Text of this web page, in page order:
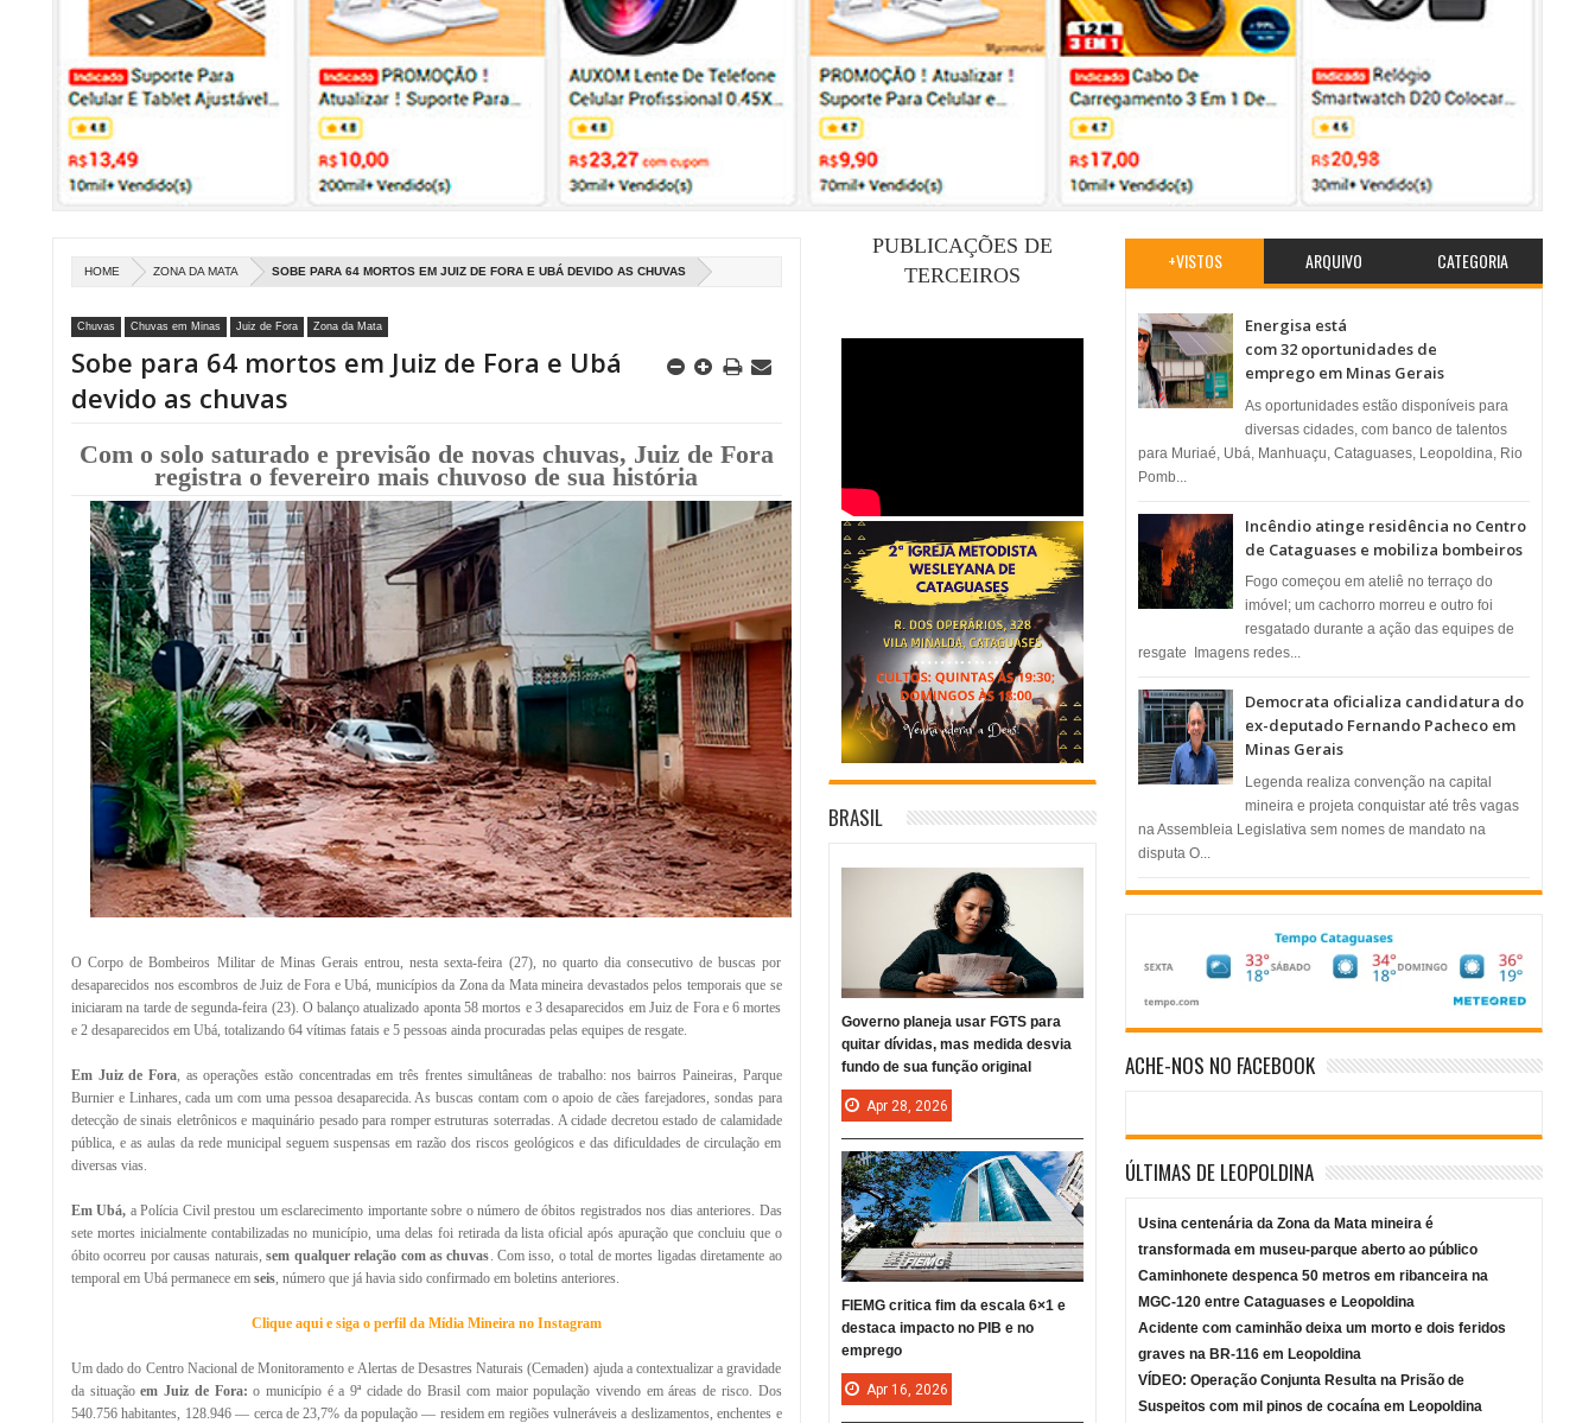
HOME ZONA DA MATA SOBE PARA 64 MORTOS EM JUIZ DE FORA E UBÁ DEVIDO AS CHUVAS
Chuvas Chuvas em Minas Juiz de Fora Zona da Mata
Sobe para 64 mortos em Juiz de Fora e Ubá
devido as chuvas
Com o solo saturado e previsão de novas chuvas, Juiz de Fora
registra o fevereiro mais chuvoso de sua história
O Corpo de Bombeiros Militar de Minas Gerais entrou, nesta sexta-feira (27), no quarto dia consecutivo de buscas por
desaparecidos nos escombros de Juiz de Fora e Ubá, municípios da Zona da Mata mineira devastados pelos temporais que se
iniciaram na tarde de segunda-feira (23). O balanço atualizado aponta 58 mortos e 3 desaparecidos em Juiz de Fora e 6 mortes
e 2 desaparecidos em Ubá, totalizando 64 vítimas fatais e 5 pessoas ainda procuradas pelas equipes de resgate.
Em Juiz de Fora , as operações estão concentradas em três frentes simultâneas de trabalho: nos bairros Paineiras, Parque
Burnier e Linhares, cada um com uma pessoa desaparecida. As buscas contam com o apoio de cães farejadores, sondas para
detecção de sinais eletrônicos e maquinário pesado para romper estruturas soterradas. A cidade decretou estado de calamidade
pública, e as aulas da rede municipal seguem suspensas em razão dos riscos geológicos e das dificuldades de circulação em
diversas vias.
Em Ubá, a Polícia Civil prestou um esclarecimento importante sobre o número de óbitos registrados nos dias anteriores. Das
sete mortes inicialmente contabilizadas no município, uma delas foi retirada da lista oficial após apuração que concluiu que o
óbito ocorreu por causas naturais,sem qualquer relação com as chuvas . Com isso, o total de mortes ligadas diretamente ao
temporal em Ubá permanece em seis , número que já havia sido confirmado em boletins anteriores.
Clique aqui e siga o perfil da Mídia Mineira no Instagram
Um dado do Centro Nacional de Monitoramento e Alertas de Desastres Naturais (Cemaden) ajuda a contextualizar a gravidade
da situaçãoem Juiz de Fora: o município é a 9ª cidade do Brasil com maior população vivendo em áreas de risco. Dos
540.756 habitantes, 128.946 — cerca de 23,7% da população — residem em regiões vulneráveis a deslizamentos, enchentes e
+VISTOS ARQUIVO CATEGORIA
Energisa está
com 32 oportunidades de
emprego em Minas Gerais
As oportunidades estão disponíveis para
diversas cidades, com banco de talentos
para Muriaé, Ubá, Manhuaçu, Cataguases, Leopoldina, Rio
Pomb...
Incêndio atinge residência no Centro
de Cataguases e mobiliza bombeiros
​Fogo começou em ateliê no terraço do
imóvel; um cachorro morreu e outro foi
resgatado durante a ação das equipes de
resgate ​ Imagens redes...
Democrata oficializa candidatura do
ex-deputado Fernando Pacheco em
Minas Gerais
Legenda realiza convenção na capital
mineira e projeta conquistar até três vagas
na Assembleia Legislativa sem nomes de mandato na
disputa O...
ACHE-NOS NO FACEBOOK
ÚLTIMAS DE LEOPOLDINA
Usina centenária da Zona da Mata mineira é
transformada em museu-parque aberto ao público
Caminhonete despenca 50 metros em ribanceira na
MGC-120 entre Cataguases e Leopoldina
Acidente com caminhão deixa um morto e dois feridos
graves na BR-116 em Leopoldina
VÍDEO: Operação Conjunta Resulta na Prisão de
Suspeitos com mil pinos de cocaína em Leopoldina
PUBLICAÇÕES DE
TERCEIROS
BRASIL
Governo planeja usar FGTS para
quitar dívidas, mas medida desvia
fundo de sua função original
Apr 28, 2026
FIEMG critica fim da escala 6×1 e
destaca impacto no PIB e no
emprego
Apr 16, 2026